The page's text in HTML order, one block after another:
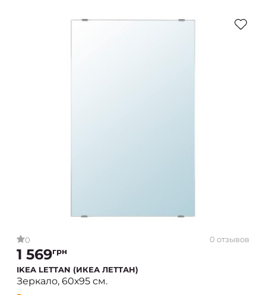
0 0 отзывов
1 569грн
IKEA LETTAN (ИКЕА ЛЕТТАН)
Зеркало, 60х95 см.